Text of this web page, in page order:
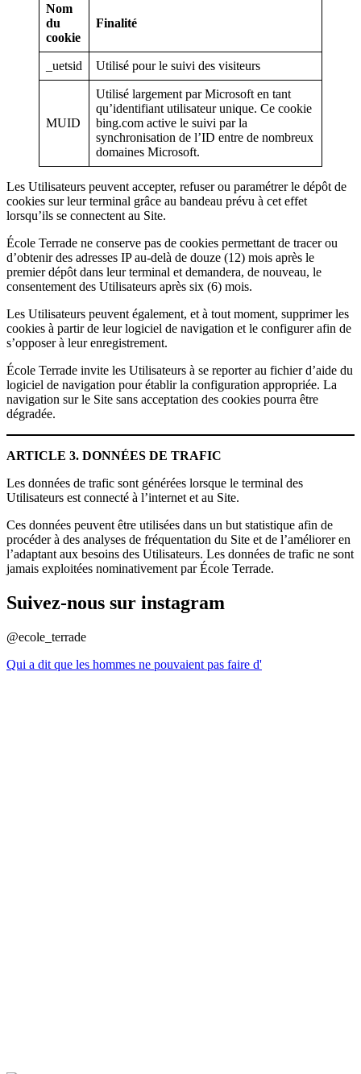
Nom
du
cookie
Finalité
_uetsid Utilisé pour le suivi des visiteurs
MUID
Utilisé largement par Microsoft en tant
qu’identifiant utilisateur unique. Ce cookie
bing.com active le suivi par la
synchronisation de l’ID entre de nombreux
domaines Microsoft.
Les Utilisateurs peuvent accepter, refuser ou paramétrer le dépôt de
cookies sur leur terminal grâce au bandeau prévu à cet effet
lorsqu’ils se connectent au Site.
École Terrade ne conserve pas de cookies permettant de tracer ou
d’obtenir des adresses IP au-delà de douze (12) mois après le
premier dépôt dans leur terminal et demandera, de nouveau, le
consentement des Utilisateurs après six (6) mois.
Les Utilisateurs peuvent également, et à tout moment, supprimer les
cookies à partir de leur logiciel de navigation et le configurer afin de
s’opposer à leur enregistrement.
École Terrade invite les Utilisateurs à se reporter au fichier d’aide du
logiciel de navigation pour établir la configuration appropriée. La
navigation sur le Site sans acceptation des cookies pourra être
dégradée.
ARTICLE 3. DONNÉES DE TRAFIC
Les données de trafic sont générées lorsque le terminal des
Utilisateurs est connecté à l’internet et au Site.
Ces données peuvent être utilisées dans un but statistique afin de
procéder à des analyses de fréquentation du Site et de l’améliorer en
l’adaptant aux besoins des Utilisateurs. Les données de trafic ne sont
jamais exploitées nominativement par École Terrade.
Suivez-nous sur instagram
@ecole_terrade
Qui a dit que les hommes ne pouvaient pas faire d'